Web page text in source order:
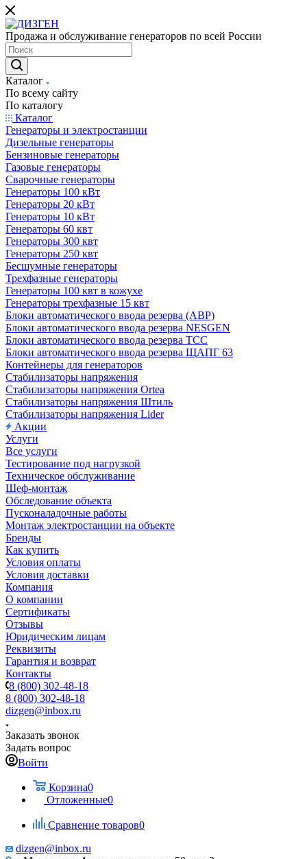
Продажа и обслуживание генераторов по всей России
Каталог
По всему сайту
По каталогу
Каталог
Генераторы и электростанции
Дизельные генераторы
Бензиновые генераторы
Газовые генераторы
Сварочные генераторы
Генераторы 100 кВт
Генераторы 20 кВт
Генераторы 10 кВт
Генераторы 60 квт
Генераторы 300 квт
Генераторы 250 квт
Бесшумные генераторы
Трехфазные генераторы
Генераторы 100 квт в кожухе
Генераторы трехфазные 15 квт
Блоки автоматического ввода резерва (АВР)
Блоки автоматического ввода резерва NESGEN
Блоки автоматического ввода резерва ТСС
Блоки автоматического ввода резерва ЩАПГ 63
Контейнеры для генераторов
Стабилизаторы напряжения
Стабилизаторы напряжения Ortea
Стабилизаторы напряжения Штиль
Стабилизаторы напряжения Lider
Акции
Услуги
Все услуги
Тестирование под нагрузкой
Техническое обслуживание
Шеф-монтаж
Обследование объекта
Пусконаладочные работы
Монтаж электростанции на объекте
Бренды
Как купить
Условия оплаты
Условия доставки
Компания
О компании
Сертификаты
Отзывы
Юридическим лицам
Реквизиты
Гарантия и возврат
Контакты
8 (800) 302-48-18
8 (800) 302-48-18
dizgen@inbox.ru
Заказать звонок
Задать вопрос
Войти
Корзина0
Отложенные0
Сравнение товаров0
dizgen@inbox.ru